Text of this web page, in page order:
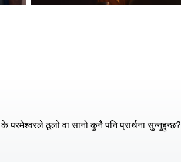
के परमेश्वरले ठूलो वा सानो कुनै पनि प्रार्थना सुन्नुहुन्छ?